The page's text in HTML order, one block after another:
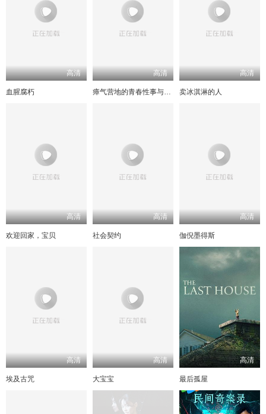
高清
血腥腐朽
高清
瘴气营地的青春性事与死亡
高清
卖冰淇淋的人
高清
欢迎回家，宝贝
高清
社会契约
高清
伽倪墨得斯
高清
埃及古咒
高清
大宝宝
高清
最后孤屋